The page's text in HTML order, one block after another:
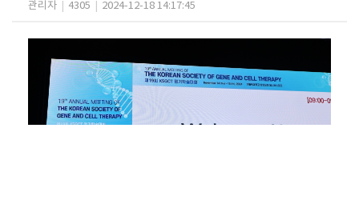
관리자 4305 2024-12-18 14:17:45